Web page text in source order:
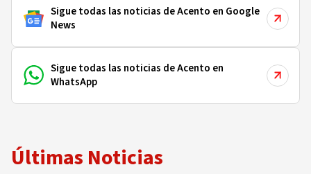
Sigue todas las noticias de Acento en Google
News
Sigue todas las noticias de Acento en
WhatsApp